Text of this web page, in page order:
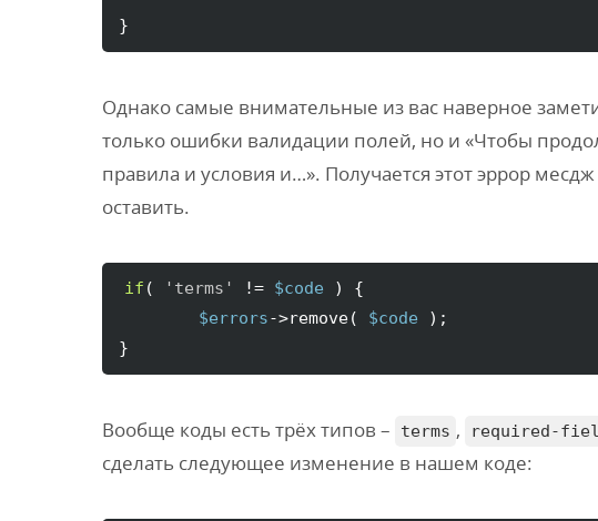
}
Однако самые внимательные из вас наверное
только ошибки валидации полей, но и «Чтобы
правила и условия и…». Получается этот эррор
оставить.
if ( 'terms' != $code )
{
$errors->remove( $code )
}
Вообще коды есть трёх типов – terms , required-
сделать следующее изменение в нашем коде: